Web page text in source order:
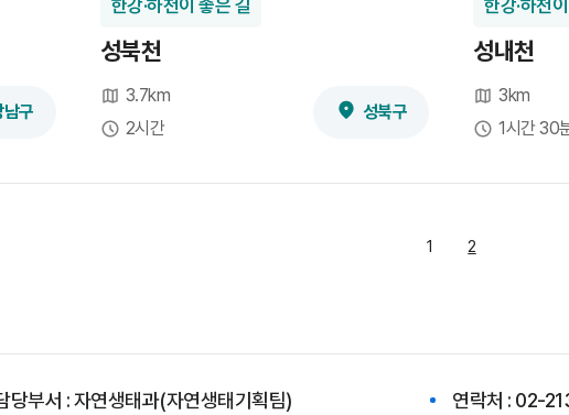
남구
한강·하천이 좋은 길
성북천
3.7km
2시간
성북구
한강·하천
성내천
3km
1시간 30
1 2
당부서 : 자연생태과(자연생태기획팀) 연락처 : 02-